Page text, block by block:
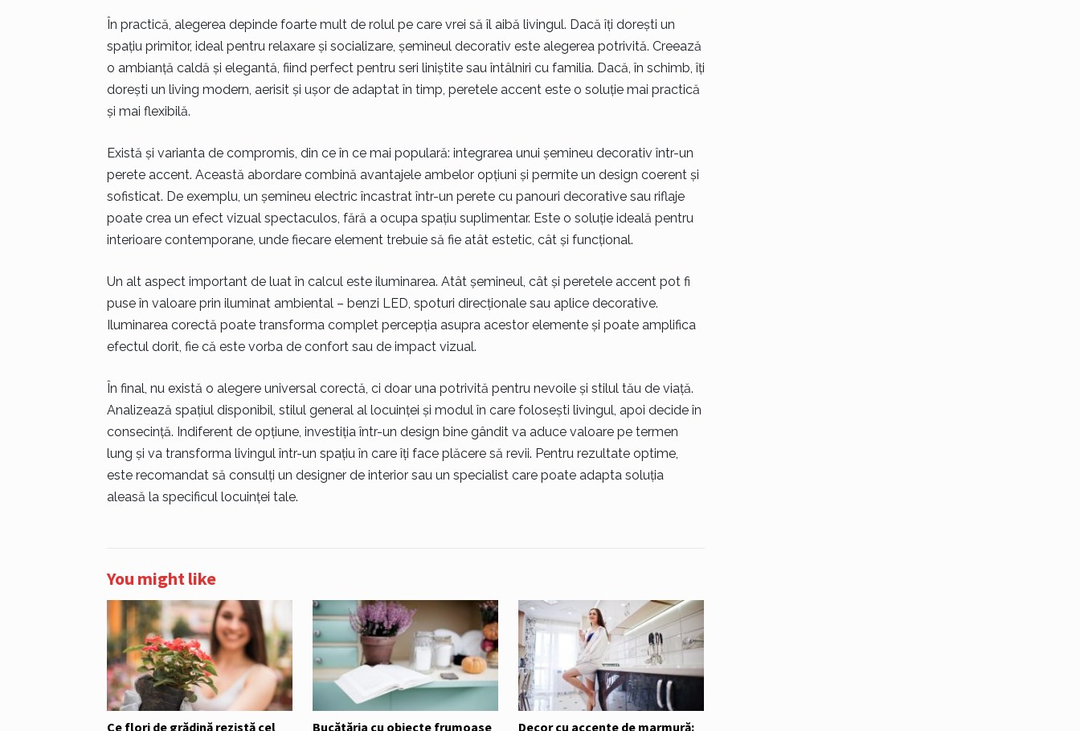
În practică, alegerea depinde foarte mult de rolul pe care vrei să îl aibă livingul. Dacă îți dorești un
spațiu primitor, ideal pentru relaxare și socializare, șemineul decorativ este alegerea potrivită. Creează
o ambianță caldă și elegantă, fiind perfect pentru seri liniștite sau întâlniri cu familia. Dacă, în schimb, îți
dorești un living modern, aerisit și ușor de adaptat în timp, peretele accent este o soluție mai practică
și mai flexibilă.
Există și varianta de compromis, din ce în ce mai populară: integrarea unui șemineu decorativ într-un
perete accent. Această abordare combină avantajele ambelor opțiuni și permite un design coerent și
sofisticat. De exemplu, un șemineu electric încastrat într-un perete cu panouri decorative sau riflaje
poate crea un efect vizual spectaculos, fără a ocupa spațiu suplimentar. Este o soluție ideală pentru
interioare contemporane, unde fiecare element trebuie să fie atât estetic, cât și funcțional.
Un alt aspect important de luat în calcul este iluminarea. Atât șemineul, cât și peretele accent pot fi
puse în valoare prin iluminat ambiental – benzi LED, spoturi direcționale sau aplice decorative.
Iluminarea corectă poate transforma complet percepția asupra acestor elemente și poate amplifica
efectul dorit, fie că este vorba de confort sau de impact vizual.
În final, nu există o alegere universal corectă, ci doar una potrivită pentru nevoile și stilul tău de viață.
Analizează spațiul disponibil, stilul general al locuinței și modul în care folosești livingul, apoi decide în
consecință. Indiferent de opțiune, investiția într-un design bine gândit va aduce valoare pe termen
lung și va transforma livingul într-un spațiu în care îți face plăcere să revii. Pentru rezultate optime,
este recomandat să consulți un designer de interior sau un specialist care poate adapta soluția
aleasă la specificul locuinței tale.
You might like
Ce flori de grădină rezistă cel Bucătăria cu obiecte frumoase Decor cu accente de marmură: